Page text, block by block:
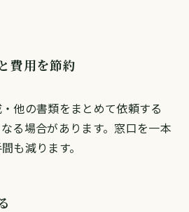
費用を節約
他の書類をまとめて依頼する
る場合があります。窓口を一本
も減ります。